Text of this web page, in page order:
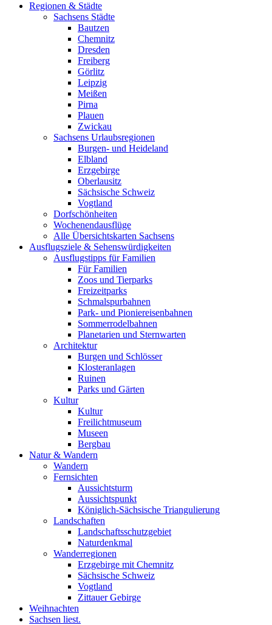
Regionen & Städte
Sachsens Städte
Bautzen
Chemnitz
Dresden
Freiberg
Görlitz
Leipzig
Meißen
Pirna
Plauen
Zwickau
Sachsens Urlaubsregionen
Burgen- und Heideland
Elbland
Erzgebirge
Oberlausitz
Sächsische Schweiz
Vogtland
Dorfschönheiten
Wochenendausflüge
Alle Übersichtskarten Sachsens
Ausflugsziele & Sehenswürdigkeiten
Ausflugstipps für Familien
Für Familien
Zoos und Tierparks
Freizeitparks
Schmalspurbahnen
Park- und Pioniereisenbahnen
Sommerrodelbahnen
Planetarien und Sternwarten
Architektur
Burgen und Schlösser
Klosteranlagen
Ruinen
Parks und Gärten
Kultur
Kultur
Freilichtmuseum
Museen
Bergbau
Natur & Wandern
Wandern
Fernsichten
Aussichtsturm
Aussichtspunkt
Königlich-Sächsische Triangulierung
Landschaften
Landschaftsschutzgebiet
Naturdenkmal
Wanderregionen
Erzgebirge mit Chemnitz
Sächsische Schweiz
Vogtland
Zittauer Gebirge
Weihnachten
Sachsen liest.